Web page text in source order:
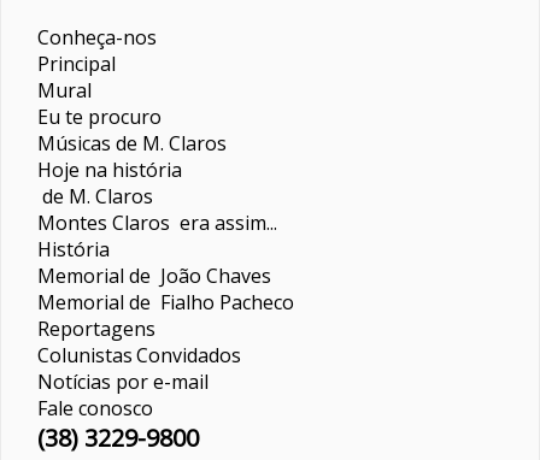
Conheça-nos
Principal
Mural
Eu te procuro
Músicas de M. Claros
Hoje na história
de M. Claros
Montes Claros era assim...
História
Memorial de João Chaves
Memorial de Fialho Pacheco
Reportagens
ColunistasConvidados
Notícias por e-mail
Fale conosco
(38) 3229-9800